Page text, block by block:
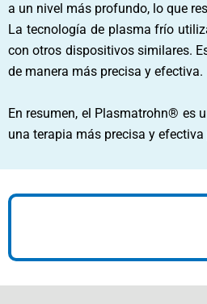
a un nivel más profundo, lo que
La tecnología de plasma frío
con otros dispositivos similares.
de manera más precisa y efectiva.
En resumen, el Plasmatrohn® es
una terapia más precisa y